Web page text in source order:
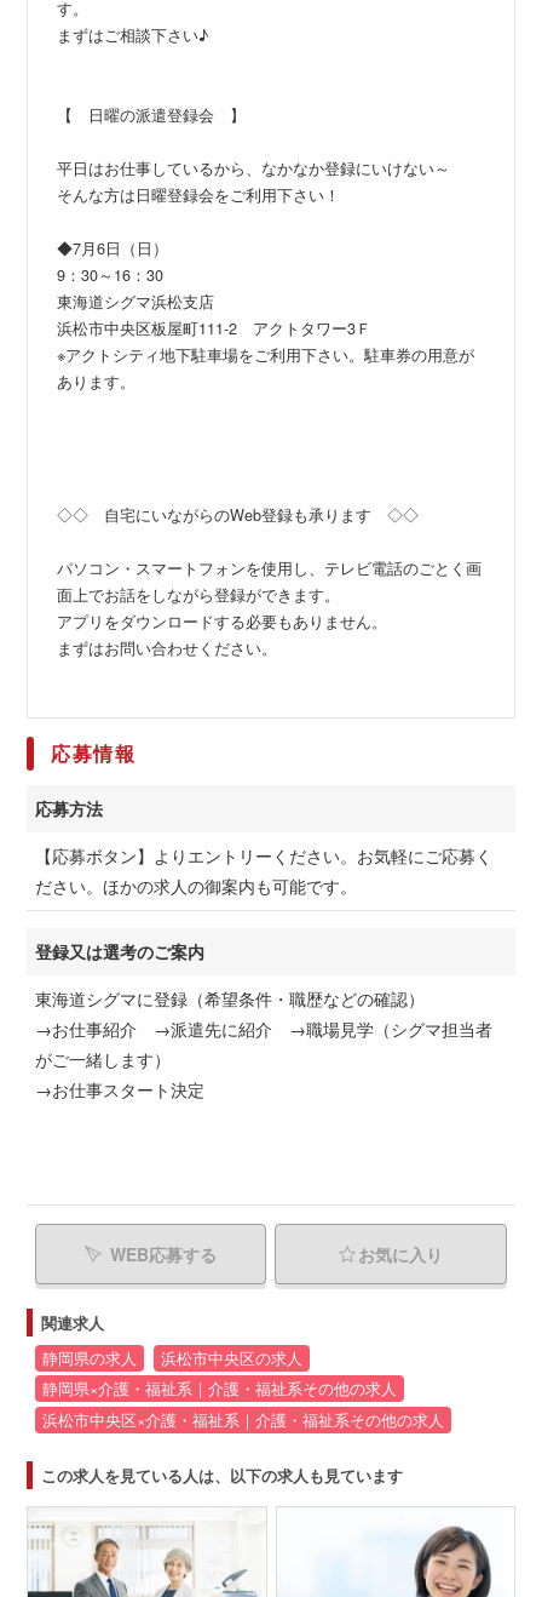
す。
まずはご相談下さい♪
【 日曜の派遣登録会 】
平日はお仕事しているから、なかなか登録にいけない～
そんな方は日曜登録会をご利用下さい！
◆7月6日（日）
9：30～16：30
東海道シグマ浜松支店
浜松市中央区板屋町111-2 アクトタワー3Ｆ
※アクトシティ地下駐車場をご利用下さい。駐車券の用意が
あります。
◇◇ 自宅にいながらのWeb登録も承ります ◇◇
パソコン・スマートフォンを使用し、テレビ電話のごとく画
面上でお話をしながら登録ができます。
アプリをダウンロードする必要もありません。
まずはお問い合わせください。
応募情報
応募方法
【応募ボタン】よりエントリーください。お気軽にご応募く
ださい。ほかの求人の御案内も可能です。
登録又は選考のご案内
東海道シグマに登録（希望条件・職歴などの確認）
→お仕事紹介 →派遣先に紹介 →職場見学（シグマ担当者
がご一緒します）
→お仕事スタート決定
WEB応募する お気に入り
関連求人
静岡県の求人
浜松市中央区の求人
静岡県×介護・福祉系｜介護・福祉系その他の求人
浜松市中央区×介護・福祉系｜介護・福祉系その他の求人
この求人を見ている人は、以下の求人も見ています